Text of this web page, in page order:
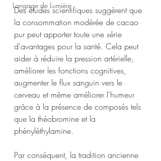
Langage de Lumière
Des études scientifiques suggèrent que
la consommation modérée de cacao
pur peut apporter toute une série
d'avantages pour la santé. Cela peut
aider à réduire la pression artérielle,
améliorer les fonctions cognitives,
augmenter le flux sanguin vers le
cerveau et même améliorer l'humeur
grâce à la présence de composés tels
que la théobromine et la
phényléthylamine.
Par conséquent, la tradition ancienne